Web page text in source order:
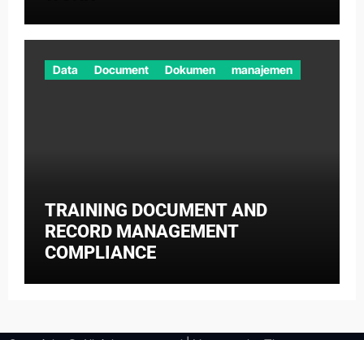
Data Document Dokumen manajemen
TRAINING DOCUMENT AND
RECORD MANAGEMENT
COMPLIANCE